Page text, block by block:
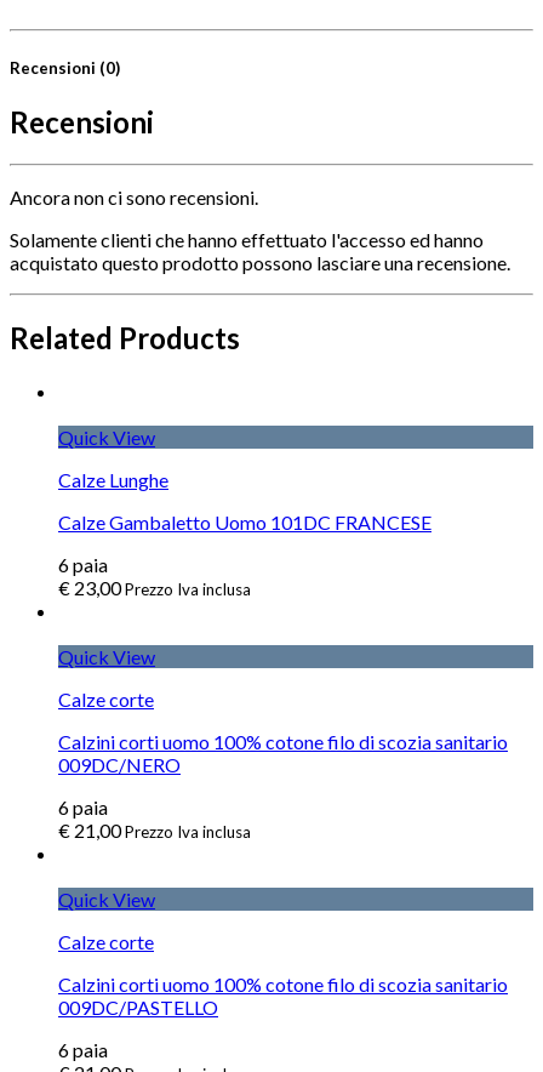
Recensioni (0)
Recensioni
Ancora non ci sono recensioni.
Solamente clienti che hanno effettuato l'accesso ed hanno
acquistato questo prodotto possono lasciare una recensione.
Related Products
Quick View
Calze Lunghe
Calze Gambaletto Uomo 101DC FRANCESE
6paia
€ 23,00Prezzo Iva inclusa
Quick View
Calze corte
Calzini corti uomo 100% cotone filo di scozia sanitario
009DC/NERO
6paia
€ 21,00Prezzo Iva inclusa
Quick View
Calze corte
Calzini corti uomo 100% cotone filo di scozia sanitario
009DC/PASTELLO
6paia